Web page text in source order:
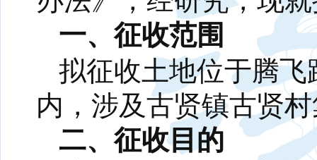
一、征收范围
拟征收土地位于腾
内，涉及古贤镇古贤
二、征收目的